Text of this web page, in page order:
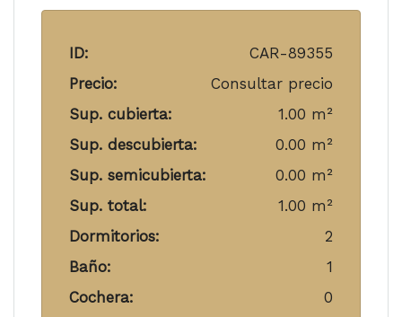
ID:
CAR-89355
Precio:
Consultar precio
Sup. cubierta:
1.00 m²
Sup. descubierta:
0.00 m²
Sup. semicubierta:
0.00 m²
Sup. total:
1.00 m²
Dormitorios:
2
Baño:
1
Cochera:
0